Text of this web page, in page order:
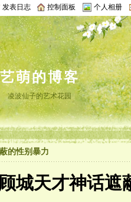
发表日志 控制面板 个人相册
艺萌的博客
凌波仙子的艺术花园
的性别暴力
城天才神话遮